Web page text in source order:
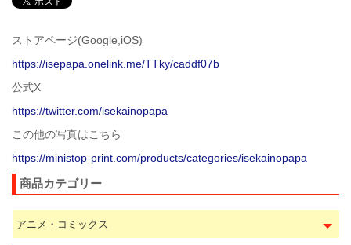
ストアページ(Google,iOS)
https://isepapa.onelink.me/TTky/caddf07b
公式X
https://twitter.com/isekainopapa
この他の写真はこちら
https://ministop-print.com/products/categories/isekainopapa
商品カテゴリー
アニメ・コミックス